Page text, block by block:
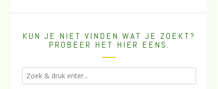
KUN JE NIET VINDEN WAT JE ZOEKT?
PROBEER HET HIER EENS.